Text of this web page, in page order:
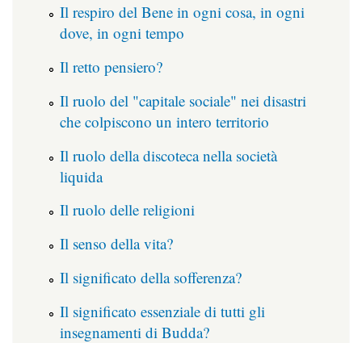
Il respiro del Bene in ogni cosa, in ogni
dove, in ogni tempo
Il retto pensiero?
Il ruolo del "capitale sociale" nei disastri
che colpiscono un intero territorio
Il ruolo della discoteca nella società
liquida
Il ruolo delle religioni
Il senso della vita?
Il significato della sofferenza?
Il significato essenziale di tutti gli
insegnamenti di Budda?